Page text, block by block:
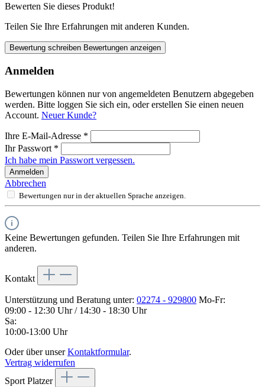
Bewerten Sie dieses Produkt!
Teilen Sie Ihre Erfahrungen mit anderen Kunden.
Bewertung schreiben Bewertungen anzeigen
Anmelden
Bewertungen können nur von angemeldeten Benutzern abgegeben
werden. Bitte loggen Sie sich ein, oder erstellen Sie einen neuen
Account. Neuer Kunde?
Ihre E-Mail-Adresse *
Ihr Passwort *
Ich habe mein Passwort vergessen.
Anmelden
Abbrechen
Bewertungen nur in der aktuellen Sprache anzeigen.
Keine Bewertungen gefunden. Teilen Sie Ihre Erfahrungen mit
anderen.
Kontakt
Unterstützung und Beratung unter: 02274 - 929800 Mo-Fr:
09:00 - 12:30 Uhr / 14:30 - 18:30 Uhr
Sa:
10:00-13:00 Uhr
Oder über unserKontaktformular.
Vertrag widerrufen
Sport Platzer